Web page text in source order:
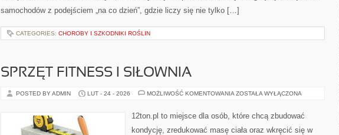
samochodów z podejściem „na co dzień”, gdzie liczy się nie tylko […]
CATEGORIES: CHOROBY I SZKODNIKI ROŚLIN
SPRZĘT FITNESS I SIŁOWNIA
POSTED BY ADMIN LUT - 24 - 2026 MOŻLIWOŚĆ KOMENTOWANIA SPRZĘT
SIŁOWNIA
ZOSTAŁA WYŁĄCZONA
12ton.pl to miejsce dla osób, które chcą zbudować
kondycję, zredukować masę ciała oraz wkręcić się w